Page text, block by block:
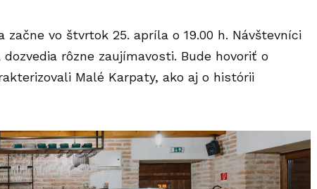
začne vo štvrtok 25. apríla o 19.00 h. Návštevníci
rôzne zaujímavosti. Bude hovoriť o
Malé Karpaty, ako aj o histórii